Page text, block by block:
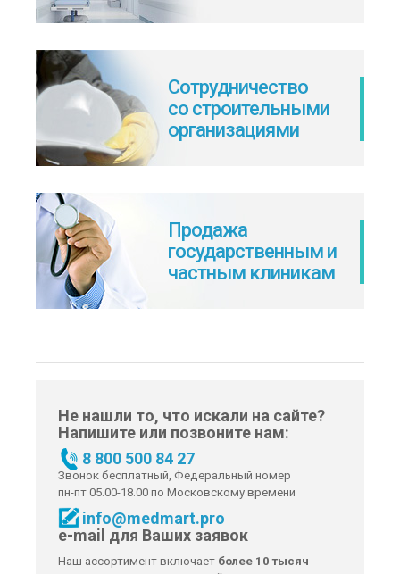
Сотрудничество
со строительными
организациями
Продажа
государственным и
частным клиникам
Не нашли то, что искали на сайте?
Напишите или позвоните нам:
8 800 500 84 27
Звонок бесплатный, Федеральный номер
пн-пт 05.00-18.00 по Московскому времени
info@medmart.pro
e-mail для Ваших заявок
Наш ассортимент включает более 10 тысяч